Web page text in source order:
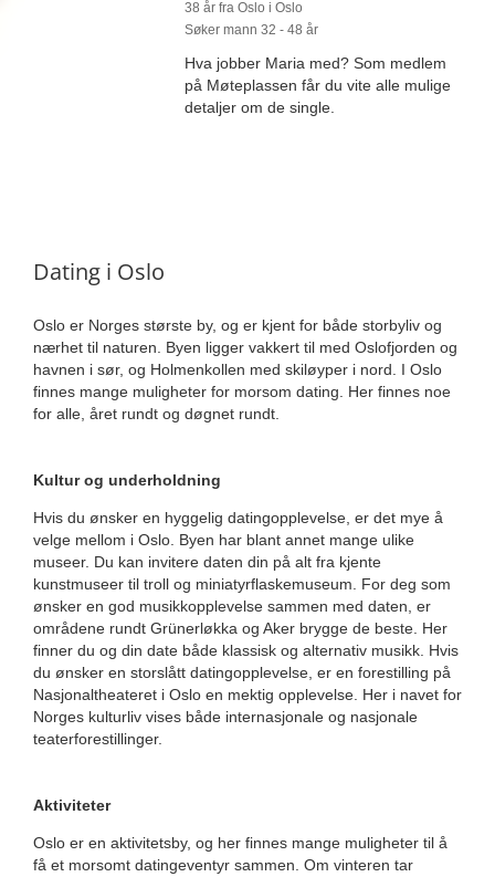
38 år fra Oslo i Oslo
Søker mann 32 - 48 år
Hva jobber Maria med? Som medlem
på Møteplassen får du vite alle mulige
detaljer om de single.
Dating i Oslo
Oslo er Norges største by, og er kjent for både storbyliv og
nærhet til naturen. Byen ligger vakkert til med Oslofjorden og
havnen i sør, og Holmenkollen med skiløyper i nord. I Oslo
finnes mange muligheter for morsom dating. Her finnes noe
for alle, året rundt og døgnet rundt.
Kultur og underholdning
Hvis du ønsker en hyggelig datingopplevelse, er det mye å
velge mellom i Oslo. Byen har blant annet mange ulike
museer. Du kan invitere daten din på alt fra kjente
kunstmuseer til troll og miniatyrflaskemuseum. For deg som
ønsker en god musikkopplevelse sammen med daten, er
områdene rundt Grünerløkka og Aker brygge de beste. Her
finner du og din date både klassisk og alternativ musikk. Hvis
du ønsker en storslått datingopplevelse, er en forestilling på
Nasjonaltheateret i Oslo en mektig opplevelse. Her i navet for
Norges kulturliv vises både internasjonale og nasjonale
teaterforestillinger.
Aktiviteter
Oslo er en aktivitetsby, og her finnes mange muligheter til å
få et morsomt datingeventyr sammen. Om vinteren tar